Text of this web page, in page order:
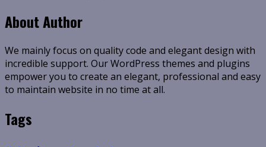
About Author
We mainly focus on quality code and elegant design with
incredible support. Our WordPress themes and plugins
empower you to create an elegant, professional and easy
to maintain website in no time at all.
Tags